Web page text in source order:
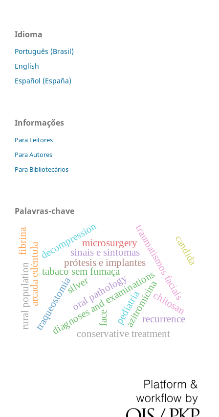
Idioma
Português (Brasil)
English
Español (España)
Informações
Para Leitores
Para Autores
Para Bibliotecários
Palavras-chave
traumatismos faciais
tabaco sem fumaça
diagnoses and examinations
oral pathology
arcada edéntula prótesis e implantes
azitromicina
pediatriarecurrence
sinais e sintomas
traqueostomia
rural population
decompression
conservative treatment
chitosan
silver
candida
fibrina microsurgery
face